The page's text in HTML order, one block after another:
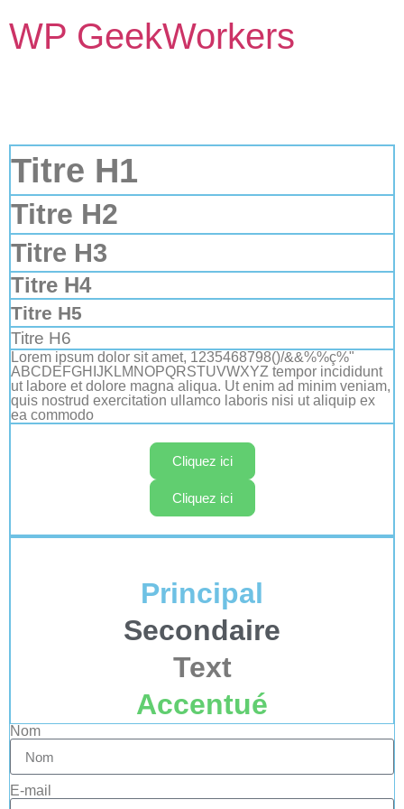
WP GeekWorkers
Titre H1
Titre H2
Titre H3
Titre H4
Titre H5
Titre H6
Lorem ipsum dolor sit amet, 1235468798()/&&%%ç%"
ABCDEFGHIJKLMNOPQRSTUVWXYZ tempor incididunt
ut labore et dolore magna aliqua. Ut enim ad minim veniam,
quis nostrud exercitation ullamco laboris nisi ut aliquip ex
ea commodo
Cliquez ici
Cliquez ici
Principal
Secondaire
Text
Accentué
Nom
E-mail